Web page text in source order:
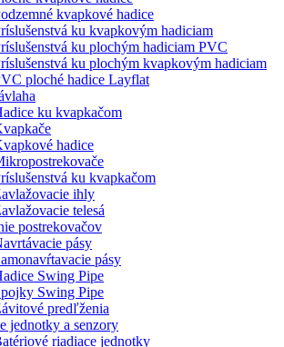
kvapkové hadice
ku kvapkovým hadiciam
ku plochým hadiciam PVC
ku plochým kvapkovým hadiciam
ploché hadice Layflat
ku kvapkačom
hadice
ku kvapkačom
ihly
telesá
postrekovačov
pásy
pásy
Swing Pipe
Swing Pipe
predľženia
jednotky a senzory
riadiace jednotky